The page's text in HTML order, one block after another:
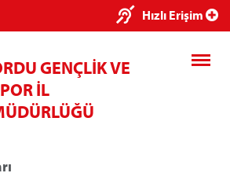
Hızlı Erişim
GENÇLİK VE
İL
×